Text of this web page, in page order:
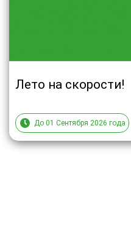
Лето на скорости!
До 01 Сентября 2026 года